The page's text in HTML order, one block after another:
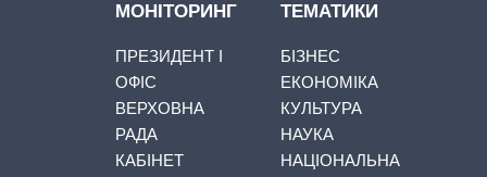
МОНІТОРИНГ
ПРЕЗИДЕНТ І
ОФІС
ВЕРХОВНА
РАДА
КАБІНЕТ
ТЕМАТИКИ
БІЗНЕС
ЕКОНОМІКА
КУЛЬТУРА
НАУКА
НАЦІОНАЛЬНА